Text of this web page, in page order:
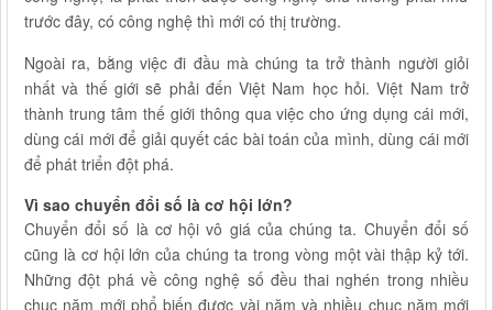
trước đây, có công nghệ thì mới có thị trường.
Ngoài ra, bằng việc đi đầu mà chúng ta trở thành người giỏi
nhất và thế giới sẽ phải đến Việt Nam học hỏi. Việt Nam trở
thành trung tâm thế giới thông qua việc cho ứng dụng cái mới,
dùng cái mới để giải quyết các bài toán của mình, dùng cái mới
để phát triển đột phá.
Vì sao chuyển đổi số là cơ hội lớn?
Chuyển đổi số là cơ hội vô giá của chúng ta. Chuyển đổi số
cũng là cơ hội lớn của chúng ta trong vòng một vài thập kỷ tới.
Những đột phá về công nghệ số đều thai nghén trong nhiều
chục năm mới phổ biến được vài năm và nhiều chục năm mới